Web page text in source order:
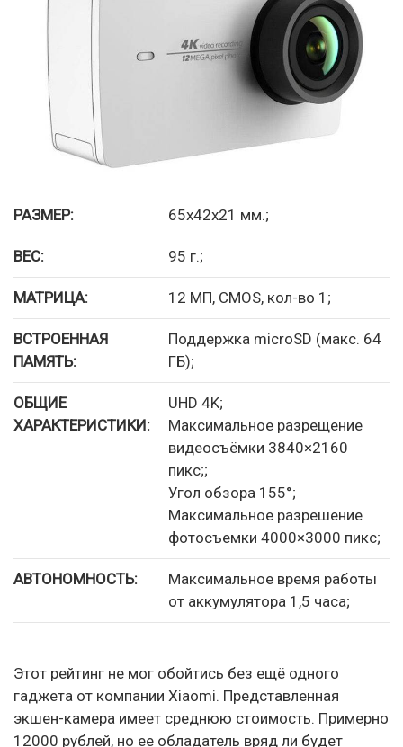
РАЗМЕР: 65x42x21 мм.;
ВЕС: 95 г.;
МАТРИЦА: 12 МП, CMOS, кол-во 1;
ВСТРОЕННАЯ
ПАМЯТЬ:
Поддержка microSD (макс. 64
ГБ);
ОБЩИЕ
ХАРАКТЕРИСТИКИ:
UHD 4K;
Максимальное разрещение
видеосъёмки 3840×2160
пикс;;
Угол обзора 155°;
Максимальное разрешение
фотосъемки 4000×3000 пикс;
АВТОНОМНОСТЬ:
Максимальное время работы
от аккумулятора 1,5 часа;
Этот рейтинг не мог обойтись без ещё одного
гаджета от компании Xiaomi. Представленная
экшен-камера имеет среднюю стоимость. Примерно
12000 рублей, но ее обладатель вряд ли будет